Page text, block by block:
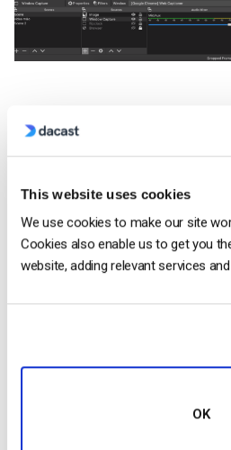
This website uses cookies
We use cookies to make our site
Cookies also enable us to get you
website, adding relevant services
OK
Passo 4
Una volta visualizzata nel modo
clic con il pulsante destro del
acquisizione finestra” e selezionare